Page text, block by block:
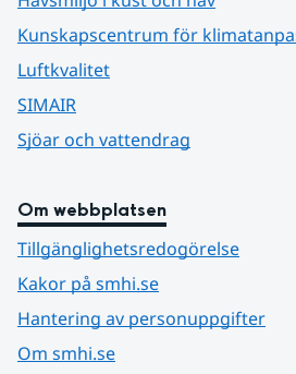
Kunskapscentrum för
Luftkvalitet
SIMAIR
Sjöar och vattendrag
Om webbplatsen
Tillgänglighetsredogörelse
Kakor på smhi.se
Hantering av personuppgifter
Om smhi.se